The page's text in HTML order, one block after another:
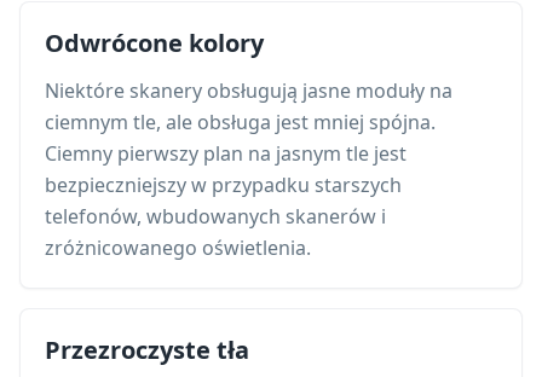
Odwrócone kolory
Niektóre skanery obsługują jasne moduły na
ciemnym tle, ale obsługa jest mniej spójna.
Ciemny pierwszy plan na jasnym tle jest
bezpieczniejszy w przypadku starszych
telefonów, wbudowanych skanerów i
zróżnicowanego oświetlenia.
Przezroczyste tła